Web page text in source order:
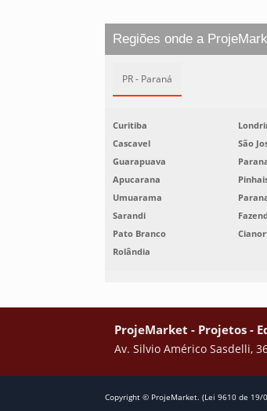
Regiões onde a
PR - Paraná
Curitiba
Cascavel
São
Guarapuava
Apucarana
Umuarama
Sarandi
Pato Branco
Rolândia
ProjeMarket - Projetos -
Av. Silvio Américo Sasdelli,
Copyright © ProjeMarket. (Lei 9610 de 19/